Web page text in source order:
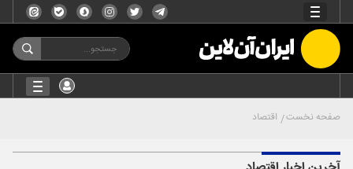
صفحه نخست اقتصاد